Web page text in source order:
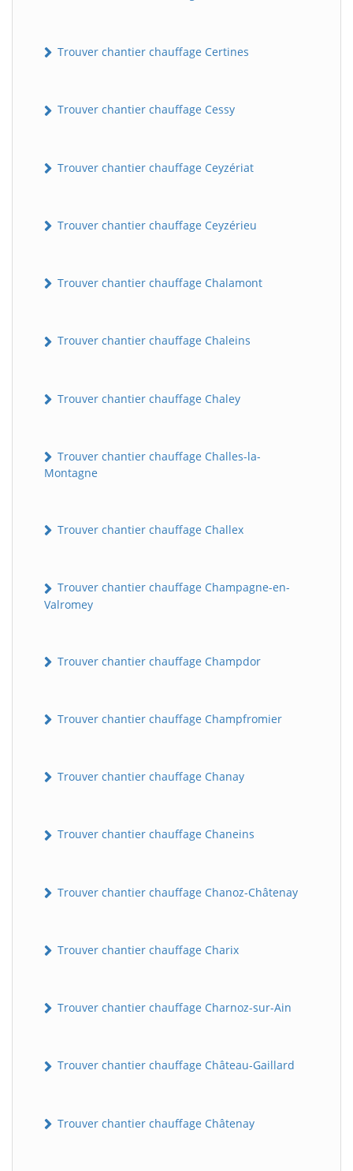
Trouver chantier chauffage Certines
Trouver chantier chauffage Cessy
Trouver chantier chauffage Ceyzériat
Trouver chantier chauffage Ceyzérieu
Trouver chantier chauffage Chalamont
Trouver chantier chauffage Chaleins
Trouver chantier chauffage Chaley
Trouver chantier chauffage Challes-la-
Montagne
Trouver chantier chauffage Challex
Trouver chantier chauffage Champagne-en-
Valromey
Trouver chantier chauffage Champdor
Trouver chantier chauffage Champfromier
Trouver chantier chauffage Chanay
Trouver chantier chauffage Chaneins
Trouver chantier chauffage Chanoz-Châtenay
Trouver chantier chauffage Charix
Trouver chantier chauffage Charnoz-sur-Ain
Trouver chantier chauffage Château-Gaillard
Trouver chantier chauffage Châtenay